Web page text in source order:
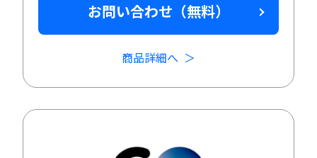
お問い合わせ（無料）
商品詳細へ